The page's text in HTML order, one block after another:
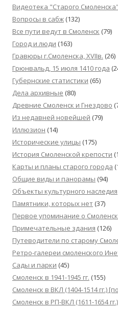
Видеотека "Cтарого Смоленска"
Вопросы в сабж (132)
Все пути ведут в Смоленск (79)
Город и люди (163)
Гравюры г.Смоленска, XVIIв. (26)
Грюнвальд, 15 июля 1410 года
Губернские статистики (65)
Дела архивные (80)
Древние Смоленск и Гнездово
Из недавней новейшей (79)
Иллюзион (14)
Исторические улицы (175)
История Смоленской крепости
Карты и планы старого города
Общие виды и панорамы (94)
Объекты культурного наследия
Памятники, которых нет (37)
Первое упоминание о
Примечательные здания (126)
Путеводители по старому
Ретро-галереи смоленского
Сады и парки (45)
Смоленск в 1941-1945 гг. (155)
Смоленск в ВКЛ (1404-1514 гг.)
Смоленск в РП-ВКЛ (1611-1654